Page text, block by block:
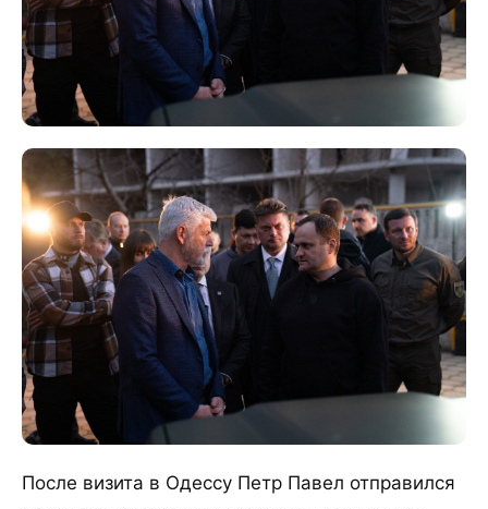
После визита в Одессу Петр Павел отправился